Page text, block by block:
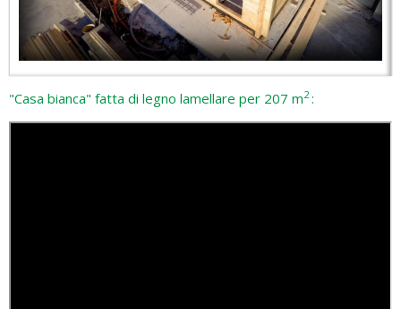
"Casa bianca" fatta di legno lamellare per 207 m2: